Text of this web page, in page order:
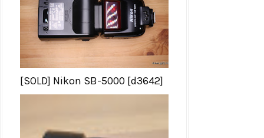
[SOLD] Nikon SB-5000 [d3642]